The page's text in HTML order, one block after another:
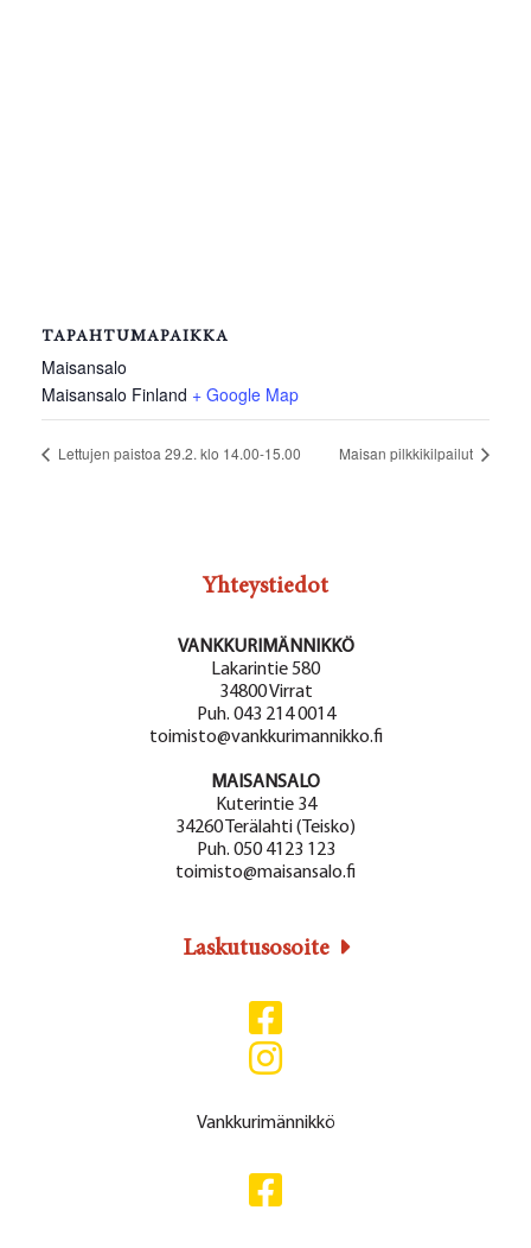
TAPAHTUMAPAIKKA
Maisansalo
Maisansalo Finland + Google Map
Lettujen paistoa 29.2. klo 14.00-15.00 Maisan pilkkikilpailut
Yhteystiedot
VANKKURIMÄNNIKKÖ
Lakarintie 580
34800 Virrat
Puh. 043 214 0014
toimisto@vankkurimannikko.fi
MAISANSALO
Kuterintie 34
34260 Terälahti (Teisko)
Puh. 050 4123 123
toimisto@maisansalo.fi
Laskutusosoite
Vankkurimännikkö